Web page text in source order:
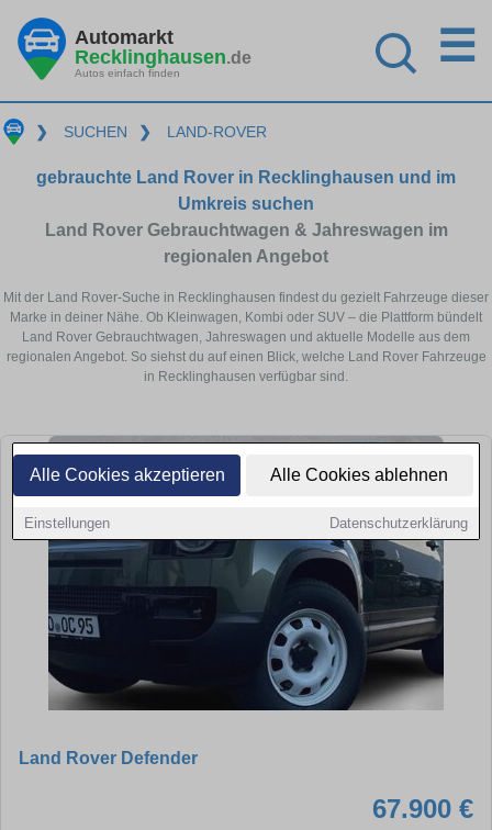
Alle Cookies akzeptieren Alle Cookies ablehnen
Einstellungen Datenschutzerklärung
Automarkt
Recklinghausen.de
Autos einfach finden
☰
❯ SUCHEN ❯ LAND-ROVER
gebrauchte Land Rover in Recklinghausen und im
Umkreis suchen
Land Rover Gebrauchtwagen & Jahreswagen im
regionalen Angebot
Mit der Land Rover-Suche in Recklinghausen findest du gezielt Fahrzeuge dieser
Marke in deiner Nähe. Ob Kleinwagen, Kombi oder SUV – die Plattform bündelt
Land Rover Gebrauchtwagen, Jahreswagen und aktuelle Modelle aus dem
regionalen Angebot. So siehst du auf einen Blick, welche Land Rover Fahrzeuge
in Recklinghausen verfügbar sind.
Land Rover Defender
67.900 €